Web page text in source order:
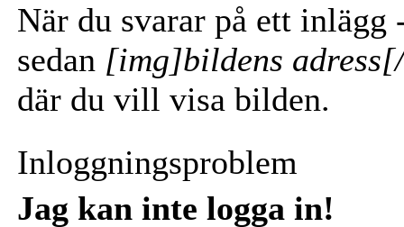
När du svarar på ett
sedan [img]bildens
där du vill visa bilden.
Inloggningsproblem
Jag kan inte logga in!